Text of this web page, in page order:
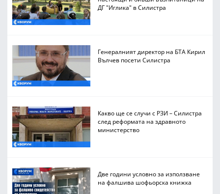
ДГ "Иглика" в Силистра
Генералният директор на БТА Кирил
Вълчев посети Силистра
Какво ще се случи с РЗИ – Силистра
след реформата на здравното
министерство
Две години условно за използване
на фалшива шофьорска книжка